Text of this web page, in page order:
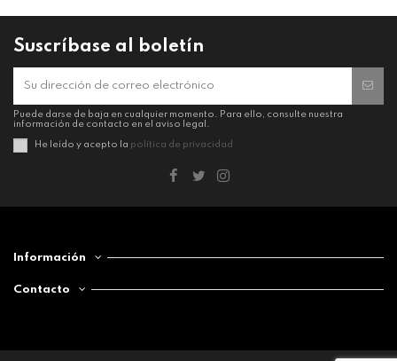
Suscríbase al boletín
Puede darse de baja en cualquier momento. Para ello, consulte nuestra
información de contacto en el aviso legal.
He leído y acepto la política de privacidad
Información
Contacto